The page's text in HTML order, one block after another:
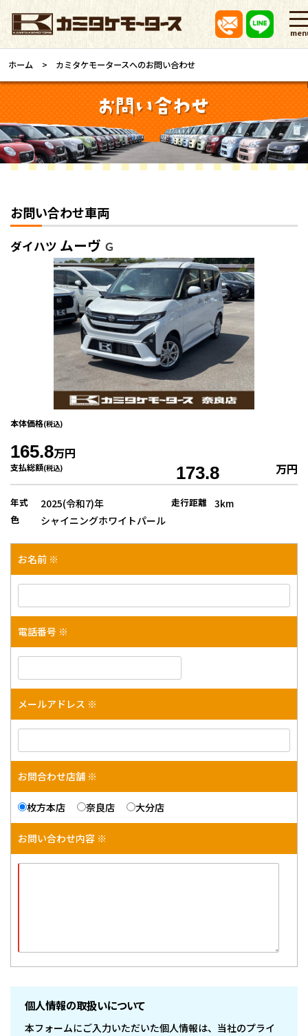
ホーム カミタケモータースへのお問い合わせ
お問い合わせ車両
ダイハツ ムーヴ Ｇ
本体価格(税込)
165.8万円
支払総額(税込) 173.8 万円
年式 2025(令和7)年 走行距離 3km
色 シャイニングホワイトパール
お名前 ※
電話番号 ※
メールアドレス ※
お問合わせ店舗 ※
枚方本店 奈良店 大分店
お問い合わせ内容 ※
個人情報の取扱いについて
本フォームにご入力いただいた個人情報は、当社のプライ